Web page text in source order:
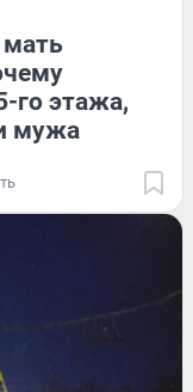
мать
го этажа,
мужа